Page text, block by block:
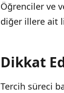
Öğrenciler ve
diğer illere ait
Dikkat
Tercih süreci